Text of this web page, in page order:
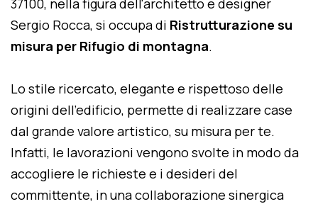
37100, nella figura dell'architetto e designer
Sergio Rocca, si occupa di Ristrutturazione su
misura per Rifugio di montagna.
Lo stile ricercato, elegante e rispettoso delle
origini dell'edificio, permette di realizzare case
dal grande valore artistico, su misura per te.
Infatti, le lavorazioni vengono svolte in modo da
accogliere le richieste e i desideri del
committente, in una collaborazione sinergica